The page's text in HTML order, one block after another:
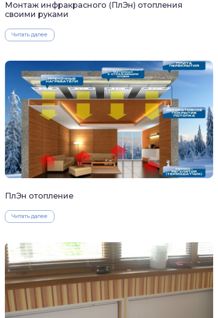
Монтаж инфракрасного (ПлЭн) отопления
своими руками
Читать далее
ПлЭн отопление
Читать далее